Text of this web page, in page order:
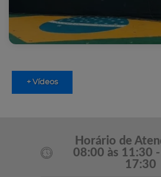
+ Vídeos
Horário de
08:00 às 11:30
17:30